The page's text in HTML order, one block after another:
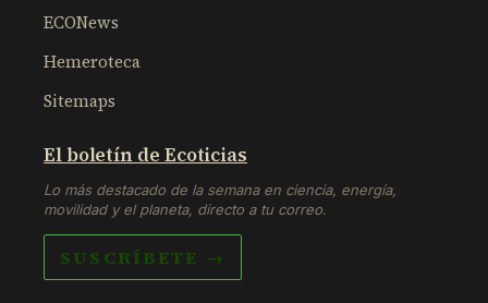
ECONews
Hemeroteca
Sitemaps
El boletín de Ecoticias
Lo más destacado de la semana en ciencia, energía,
movilidad y el planeta, directo a tu correo.
SUSCRÍBETE →